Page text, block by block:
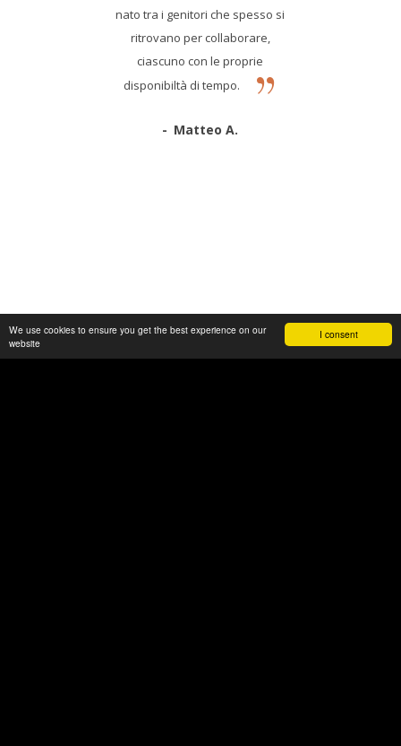
I consent
We use cookies to ensure you get the best experience on our
website
nato tra i genitori che spesso si
ritrovano per collaborare,
ciascuno con le proprie
disponibiltà di tempo.
Matteo A.